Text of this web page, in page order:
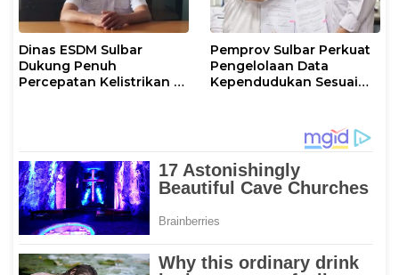
Dinas ESDM Sulbar
Dukung Penuh
Percepatan Kelistrikan di
Pemprov Sulbar Perkuat
Pengelolaan Data
Kependudukan Sesuai